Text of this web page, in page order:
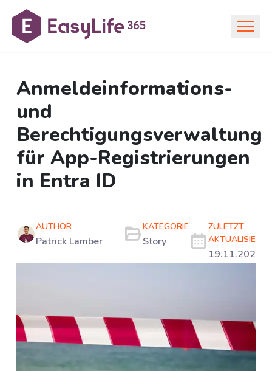
Anmeldeinformations-
und
Berechtigungsverwaltung
für App-Registrierungen
in Entra ID
AUTHOR
Patrick Lamber
KATEGORIE
Story
ZULETZT
AKTUALISIERT
19.11.2025